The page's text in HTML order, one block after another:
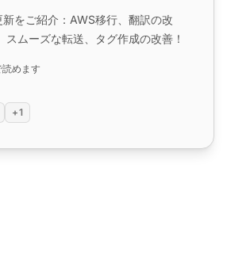
をご紹介：AWS移行、翻訳の改
スムーズな転送、タグ作成の改善！
読めます
+1